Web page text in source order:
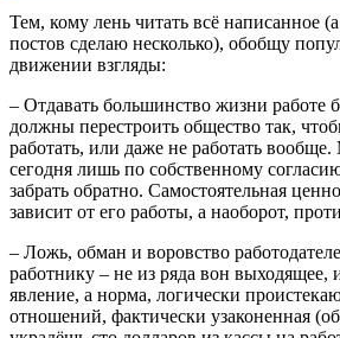
Тем, кому лень читать всё написанное
постов сделаю несколько), обобщу
движении взгляды:
– Отдавать большинство жизни работе
должны перестроить общество так,
работать, или даже не работать
сегодня лишь по собственному
забрать обратно. Самостоятельная
зависит от его работы, а наоборот,
– Ложь, обман и воровство
работнику – не из ряда вон выходящее,
явление, а норма, логически
отношений, фактически узаконенная